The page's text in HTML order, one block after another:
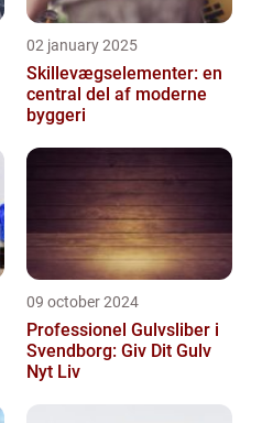
02 january 2025
Skillevægselementer: en
central del af moderne
byggeri
09 october 2024
Professionel Gulvsliber i
Svendborg: Giv Dit Gulv
Nyt Liv